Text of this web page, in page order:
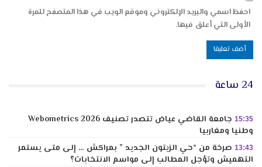
احفظ اسمي والبريد الإلكتروني وموقع الويب في هذا المتصفح للمرة
الأولى التي أعلق فيها.
24 ساعة
15:35
جامعة القاضي عياض تتصدر تصنيف Webometrics 2026
وطنيا ومغاربيا
13:43 صرخة من “حي الزيتون الجديد ” بمراكش … إلى متى يستمر
التهميش وتؤجل المطالب إلى مواسم الانتخابات؟